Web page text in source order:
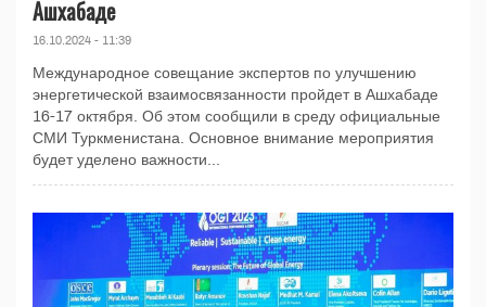
Ашхабаде
16.10.2024 - 11:39
Международное совещание экспертов по улучшению
энергетической взаимосвязанности пройдет в Ашхабаде
16-17 октября. Об этом сообщили в среду официальные
СМИ Туркменистана. Основное внимание мероприятия
будет уделено важности...